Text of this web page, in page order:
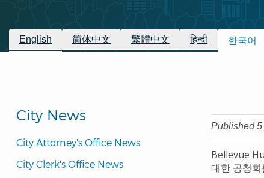
경
로
이용 가능한 번역
English 简体中文 繁體中文 हिन्दी 한국어
City News
City Attorney's Office News
City Clerk's Office News
Published
Bellevue
대한 공청